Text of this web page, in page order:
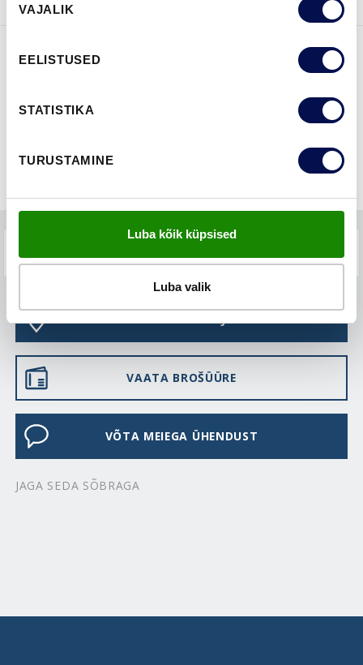
valik
VAJALIK
EELISTUSED
STATISTIKA
TURUSTAMINE
Luba kõik küpsised
Luba valik
KKK-D
VAATA BROŠÜÜRE
VÕTA MEIEGA ÜHENDUST
JAGA SEDA SÕBRAGA